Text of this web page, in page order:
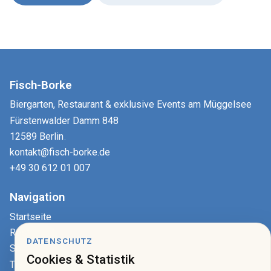
Fisch-Borke
Biergarten, Restaurant & exklusive Events am Müggelsee
Fürstenwalder Damm 848
12589 Berlin
kontakt@fisch-borke.de
+49 30 612 01 007
Navigation
Startseite
Restaurant
Speisekarte
Tisch reservieren
DATENSCHUTZ
Cookies & Statistik